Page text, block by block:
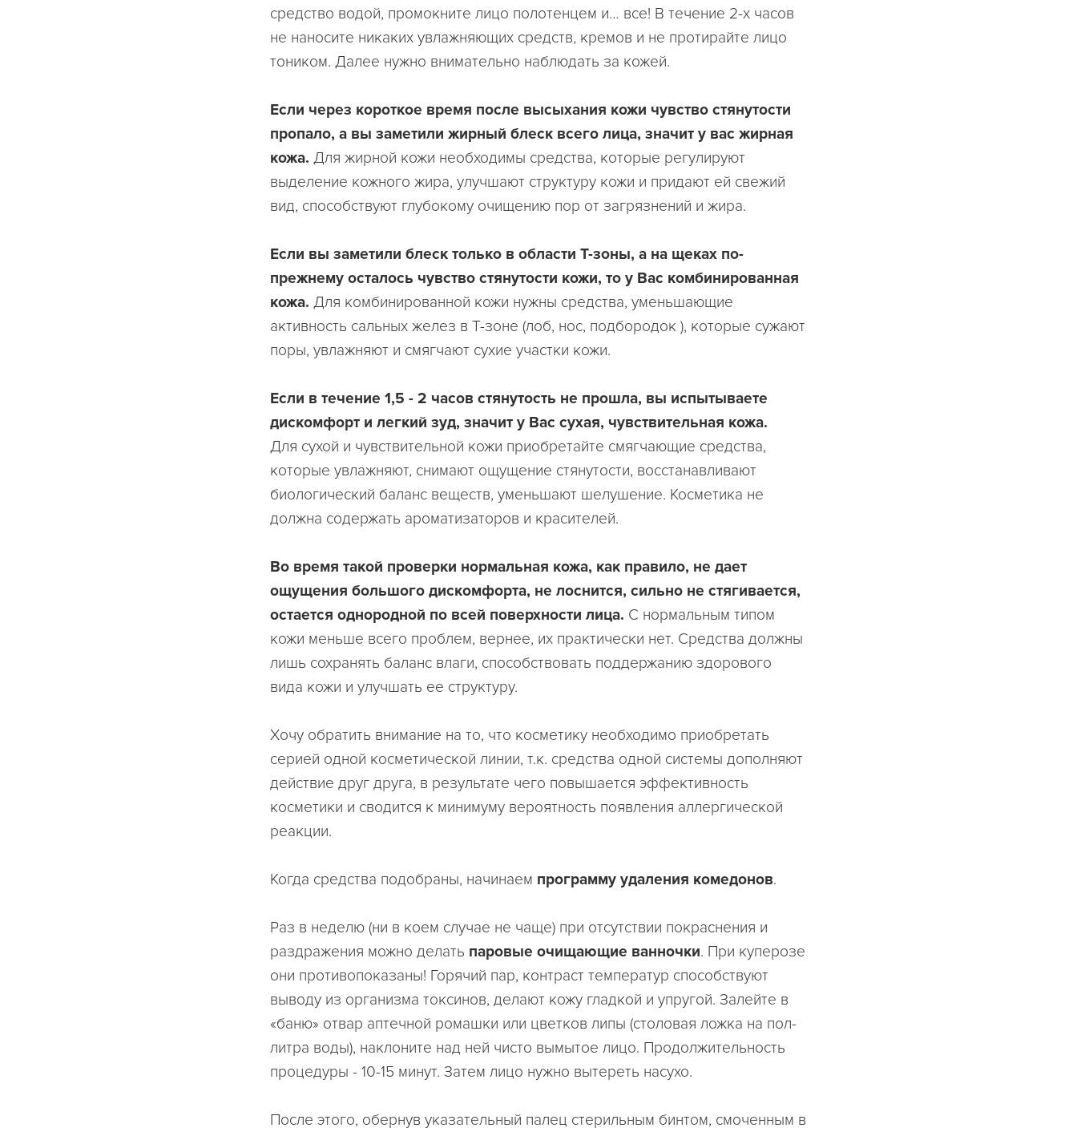
средство водой, промокните лицо полотенцем и… все! В течение 2-х часов
не наносите никаких увлажняющих средств, кремов и не протирайте лицо
тоником. Далее нужно внимательно наблюдать за кожей.
Если через короткое время после высыхания кожи чувство стянутости
пропало, а вы заметили жирный блеск всего лица, значит у вас жирная
кожа. Для жирной кожи необходимы средства, которые регулируют
выделение кожного жира, улучшают структуру кожи и придают ей свежий
вид, способствуют глубокому очищению пор от загрязнений и жира.
Если вы заметили блеск только в области Т-зоны, а на щеках по-
прежнему осталось чувство стянутости кожи, то у Вас комбинированная
кожа. Для комбинированной кожи нужны средства, уменьшающие
активность сальных желез в Т-зоне (лоб, нос, подбородок ), которые сужают
поры, увлажняют и смягчают сухие участки кожи.
Если в течение 1,5 - 2 часов стянутость не прошла, вы испытываете
дискомфорт и легкий зуд, значит у Вас сухая, чувствительная кожа.
Для сухой и чувствительной кожи приобретайте смягчающие средства,
которые увлажняют, снимают ощущение стянутости, восстанавливают
биологический баланс веществ, уменьшают шелушение. Косметика не
должна содержать ароматизаторов и красителей.
Во время такой проверки нормальная кожа, как правило, не дает
ощущения большого дискомфорта, не лоснится, сильно не стягивается,
остается однородной по всей поверхности лица. С нормальным типом
кожи меньше всего проблем, вернее, их практически нет. Средства должны
лишь сохранять баланс влаги, способствовать поддержанию здорового
вида кожи и улучшать ее структуру.
Хочу обратить внимание на то, что косметику необходимо приобретать
серией одной косметической линии, т.к. средства одной системы дополняют
действие друг друга, в результате чего повышается эффективность
косметики и сводится к минимуму вероятность появления аллергической
реакции.
Когда средства подобраны, начинаем программу удаления комедонов.
Раз в неделю (ни в коем случае не чаще) при отсутствии покраснения и
раздражения можно делать паровые очищающие ванночки. При куперозе
они противопоказаны! Горячий пар, контраст температур способствуют
выводу из организма токсинов, делают кожу гладкой и упругой. Залейте в
«баню» отвар аптечной ромашки или цветков липы (столовая ложка на пол-
литра воды), наклоните над ней чисто вымытое лицо. Продолжительность
процедуры - 10-15 минут. Затем лицо нужно вытереть насухо.
После этого, обернув указательный палец стерильным бинтом, смоченным в